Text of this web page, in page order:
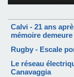
Calvi - 21 ans
mémoire
Rugby - Escale
Le réseau
Canavaggia